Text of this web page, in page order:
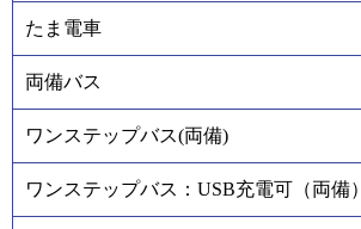
たま電車
両備バス
ワンステップバス(両備)
ワンステップバス：USB充電可（両備）